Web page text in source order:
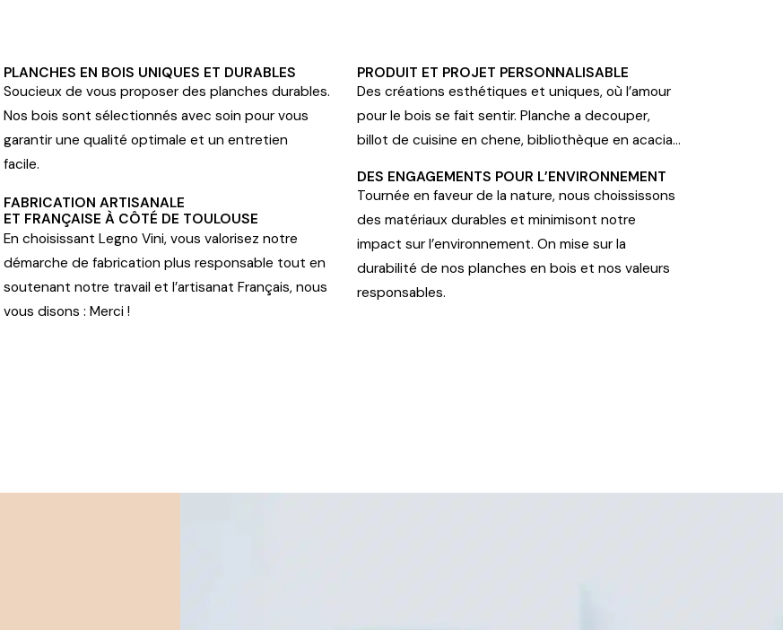
PLANCHES EN BOIS UNIQUES ET DURABLES
Soucieux de vous proposer des planches durables.
Nos bois sont sélectionnés avec soin pour vous
garantir une qualité optimale et un entretien
facile.
FABRICATION ARTISANALE
ET FRANÇAISE À CÔTÉ DE TOULOUSE
En choisissant Legno Vini, vous valorisez notre
démarche de fabrication plus responsable tout en
soutenant notre travail et l’artisanat Français, nous
vous disons : Merci !
PRODUIT ET PROJET PERSONNALISABLE
Des créations esthétiques et uniques, où l’amour
pour le bois se fait sentir. Planche a decouper,
billot de cuisine en chene, bibliothèque en acacia…
DES ENGAGEMENTS POUR L’ENVIRONNEMENT
Tournée en faveur de la nature, nous choississons
des matériaux durables et minimisont notre
impact sur l’environnement. On mise sur la
durabilité de nos planches en bois et nos valeurs
responsables.